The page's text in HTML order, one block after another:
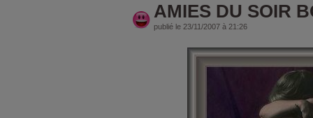
AMIES DU SOIR
publié le 23/11/2007 à 21:26